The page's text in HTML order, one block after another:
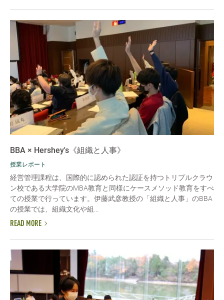
BBA × Hershey's《組織と人事》
授業レポート
経営管理課程は、国際的に認められた認証を持つトリプルクラウ
ン校である大学院のMBA教育と同様にケースメソッド教育をすべ
ての授業で行っています。伊藤武彦教授の「組織と人事」のBBA
の授業では、組織文化や組...
READ MORE